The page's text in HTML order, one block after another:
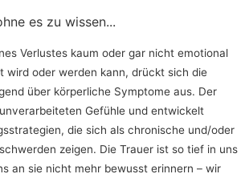
es zu wissen...
Verlustes kaum oder gar nicht emotional
wird oder werden kann, drückt sich die
über körperliche Symptome aus. Der
Gefühle und entwickelt
die sich als chronische und/oder
zeigen. Die Trauer ist so tief in uns
an sie nicht mehr bewusst erinnern – wir